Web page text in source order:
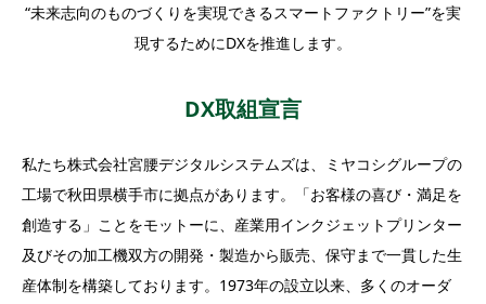
“未来志向のものづくりを実現できるスマートファクトリー”を実
現するためにDXを推進します。
DX取組宣言
私たち株式会社宮腰デジタルシステムズは、ミヤコシグループの
工場で秋田県横手市に拠点があります。「お客様の喜び・満足を
創造する」ことをモットーに、産業用インクジェットプリンター
及びその加工機双方の開発・製造から販売、保守まで一貫した生
産体制を構築しております。1973年の設立以来、多くのオーダ